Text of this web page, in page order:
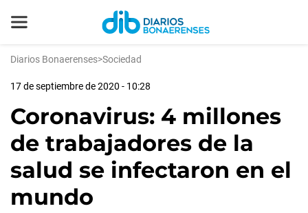
Diarios Bonaerenses>Sociedad
17 de septiembre de 2020 - 10:28
Coronavirus: 4 millones
de trabajadores de la
salud se infectaron en el
mundo